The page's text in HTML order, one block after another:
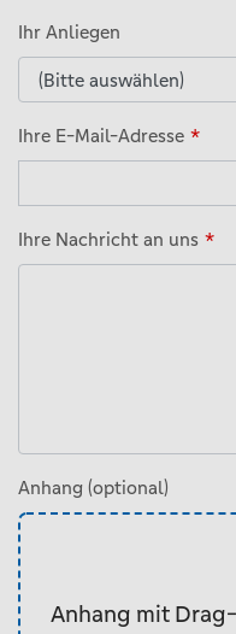
field
blank
Ihr Anliegen
Ihre E-Mail-Adresse
Ihre Nachricht an uns
Anhang (optional)
Anhang mit